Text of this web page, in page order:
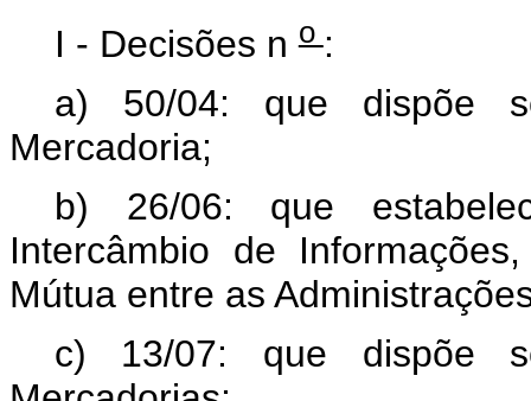
I - Decisões no :
a) 50/04: que dispõe
Mercadoria;
b) 26/06: que
Intercâmbio de
Mútua entre as
c) 13/07: que dispõe